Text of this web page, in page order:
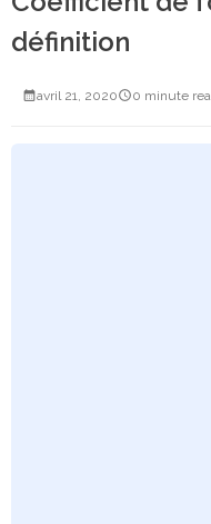
définition
avril 21, 2020 0 minute